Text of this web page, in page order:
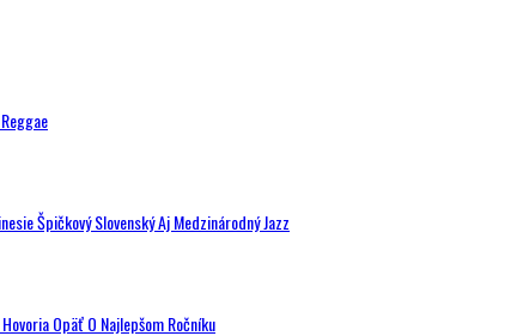
Špičkový Slovenský Aj Medzinárodný Jazz
Opäť O Najlepšom Ročníku